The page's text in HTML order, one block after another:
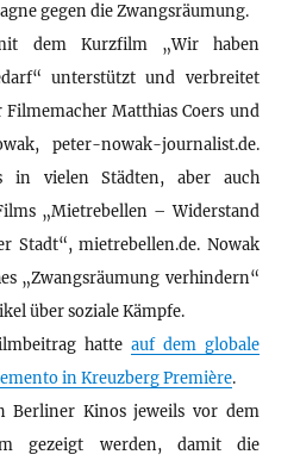
gegen die Zwangsräumung.
dem Kurzfilm „Wir haben
unterstützt und verbreitet
Matthias Coers und
peter-nowak-journalist.de.
in vielen Städten, aber auch
„Mietrebellen – Widerstand
Stadt“, mietrebellen.de. Nowak
„Zwangsräumung verhindern“
über soziale Kämpfe.
hatte auf dem globale
in Kreuzberg Première.
Kinos jeweils vor dem
gezeigt werden, damit die